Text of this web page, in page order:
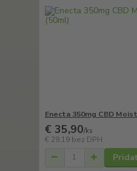
Enecta 350mg CBD
€ 35,90/ks
€ 29,19 bez DPH